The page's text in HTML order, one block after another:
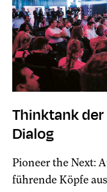
Thinktank
Dialog
Pioneer the Next:
führende Köpfe